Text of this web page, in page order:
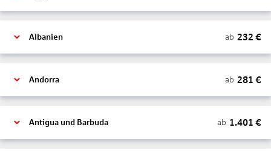
Albanien ab 232 €
Andorra ab 281 €
Antigua und Barbuda ab 1.401 €